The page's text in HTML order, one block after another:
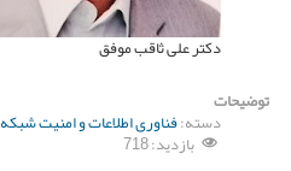
دکتر علی ثاقب موفق
توضیحات
دسته:فناوری اطلاعات و امنیت شبکه
بازدید: 718